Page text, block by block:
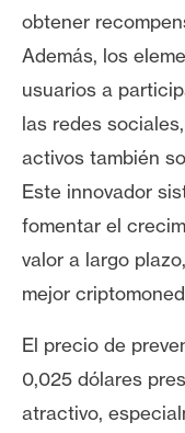
obtener
Además, los
usuarios a
las redes
activos también
Este innovador
fomentar el
valor a largo
mejor
El precio de
0,025 dólares
atractivo,